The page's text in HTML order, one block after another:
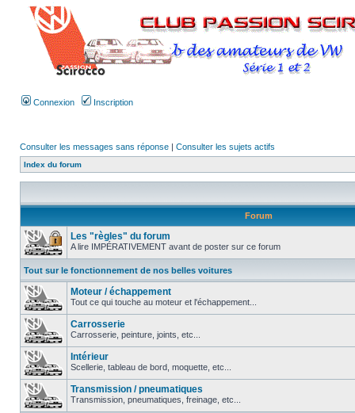
Connexion Inscription
Consulter les messages sans réponse | Consulter les sujets actifs
Index du forum
Forum
Les "règles" du forum
A lire IMPÉRATIVEMENT avant de poster sur ce forum
Tout sur le fonctionnement de nos belles voitures
Moteur / échappement
Tout ce qui touche au moteur et l'échappement...
Carrosserie
Carrosserie, peinture, joints, etc...
Intérieur
Scellerie, tableau de bord, moquette, etc...
Transmission / pneumatiques
Transmission, pneumatiques, freinage, etc...